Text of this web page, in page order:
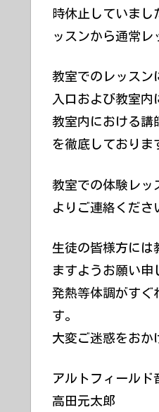
時休止していま
ッスンから通常レ
教室でのレッスン
入口および教室
教室内における講
を徹底しておりま
教室での体験レッ
よりご連絡くださ
生徒の皆様方には
ますようお願い申
発熱等体調がすぐ
す。
大変ご迷惑をおか
アルトフィールド
高田元太郎